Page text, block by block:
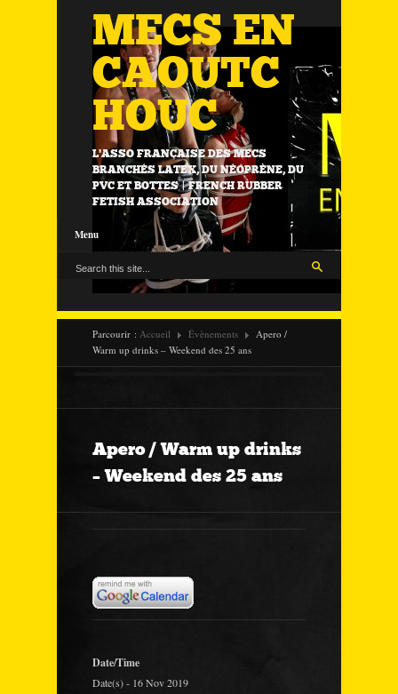
MECS EN
CAOUTC
HOUC
L'ASSO FRANÇAISE DES MECS
BRANCHÉS LATEX, DU NÉOPRÈNE, DU
PVC ET BOTTES | FRENCH RUBBER
FETISH ASSOCIATION
Menu
Parcourir : Accueil Évènements
Apero /
Warm up drinks – Weekend des 25 ans
Apero / Warm up drinks
– Weekend des 25 ans
Date/Time
Date(s) - 16 Nov 2019